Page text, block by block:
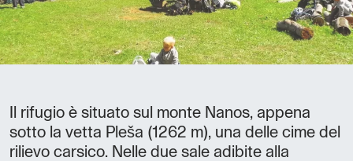
Il rifugio è situato sul monte Nanos, appena
sotto la vetta Pleša (1262 m), una delle cime del
rilievo carsico. Nelle due sale adibite alla